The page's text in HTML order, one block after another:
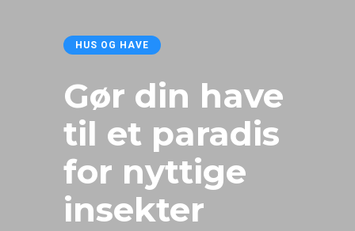
HUS OG HAVE
Gør din have
til et paradis
for nyttige
insekter